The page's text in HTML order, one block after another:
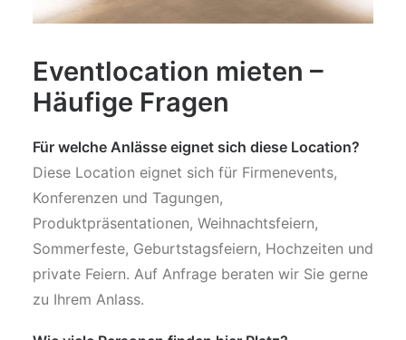
Eventlocation mieten –
Häufige Fragen
Für welche Anlässe eignet sich diese Location?
Diese Location eignet sich für Firmenevents,
Konferenzen und Tagungen,
Produktpräsentationen, Weihnachtsfeiern,
Sommerfeste, Geburtstagsfeiern, Hochzeiten und
private Feiern. Auf Anfrage beraten wir Sie gerne
zu Ihrem Anlass.